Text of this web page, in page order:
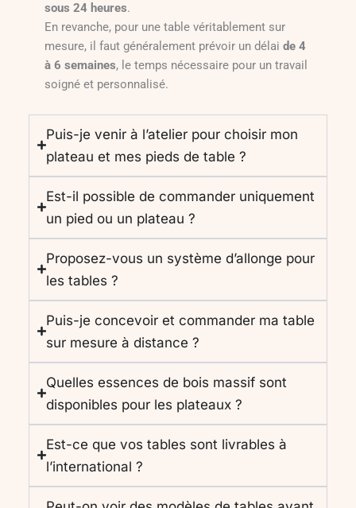
sous 24 heures.
En revanche, pour une table véritablement sur
mesure, il faut généralement prévoir un délai de 4
à 6 semaines, le temps nécessaire pour un travail
soigné et personnalisé.
Puis-je venir à l’atelier pour choisir mon
plateau et mes pieds de table ?
Est-il possible de commander uniquement
un pied ou un plateau ?
Proposez-vous un système d’allonge pour
les tables ?
Puis-je concevoir et commander ma table
sur mesure à distance ?
Quelles essences de bois massif sont
disponibles pour les plateaux ?
Est-ce que vos tables sont livrables à
l’international ?